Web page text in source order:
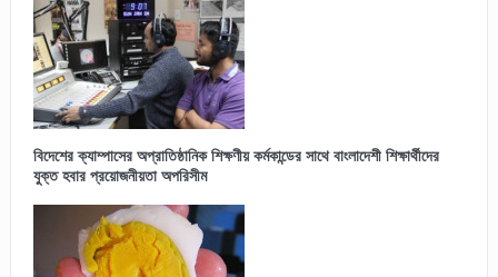
বিদেশের ক্যাম্পাসের অপ্রাতিষ্ঠানিক শিক্ষণীয় কর্মকান্ডের সাথে বাংলাদেশী শিক্ষার্থীদের
যুক্ত হবার প্রয়োজনীয়তা অপরিসীম